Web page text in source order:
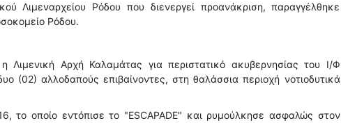
Λιμεναρχείου Ρόδου που διενεργεί προανάκριση, παραγγέλθηκε
Ρόδου.
Αρχή Καλαμάτας για περιστατικό ακυβερνησίας του Ι/Φ
(02) αλλοδαπούς επιβαίνοντες, στη θαλάσσια περιοχή νοτιοδυτικά
το οποίο εντόπισε το "ESCAPADE" και ρυμούλκησε ασφαλώς στον